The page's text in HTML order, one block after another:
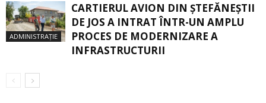
ADMINISTRAȚIE
CARTIERUL AVION DIN ŞTEFĂNEŞTII
DE JOS A INTRAT ÎNTR-UN AMPLU
PROCES DE MODERNIZARE A
INFRASTRUCTURII